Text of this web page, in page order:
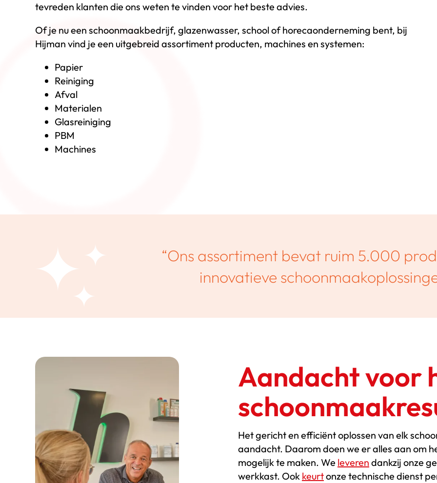
tevreden klanten die ons weten te vinden voor het beste advies.
Of je nu een schoonmaakbedrijf, glazenwasser, school of horecaonderneming bent, bij
Hijman vind je een uitgebreid assortiment producten, machines en systemen:
Papier
Reiniging
Afval
Materialen
Glasreiniging
PBM
Machines
“Ons assortiment bevat ruim 5.000
innovatieve
Aandacht voor
Het gericht en efficiënt oplossen van elk
aandacht. Daarom doen we er alles aan om
mogelijk te maken. We leveren dankzij onze
werkkast. Ook keurtonze technische dienst